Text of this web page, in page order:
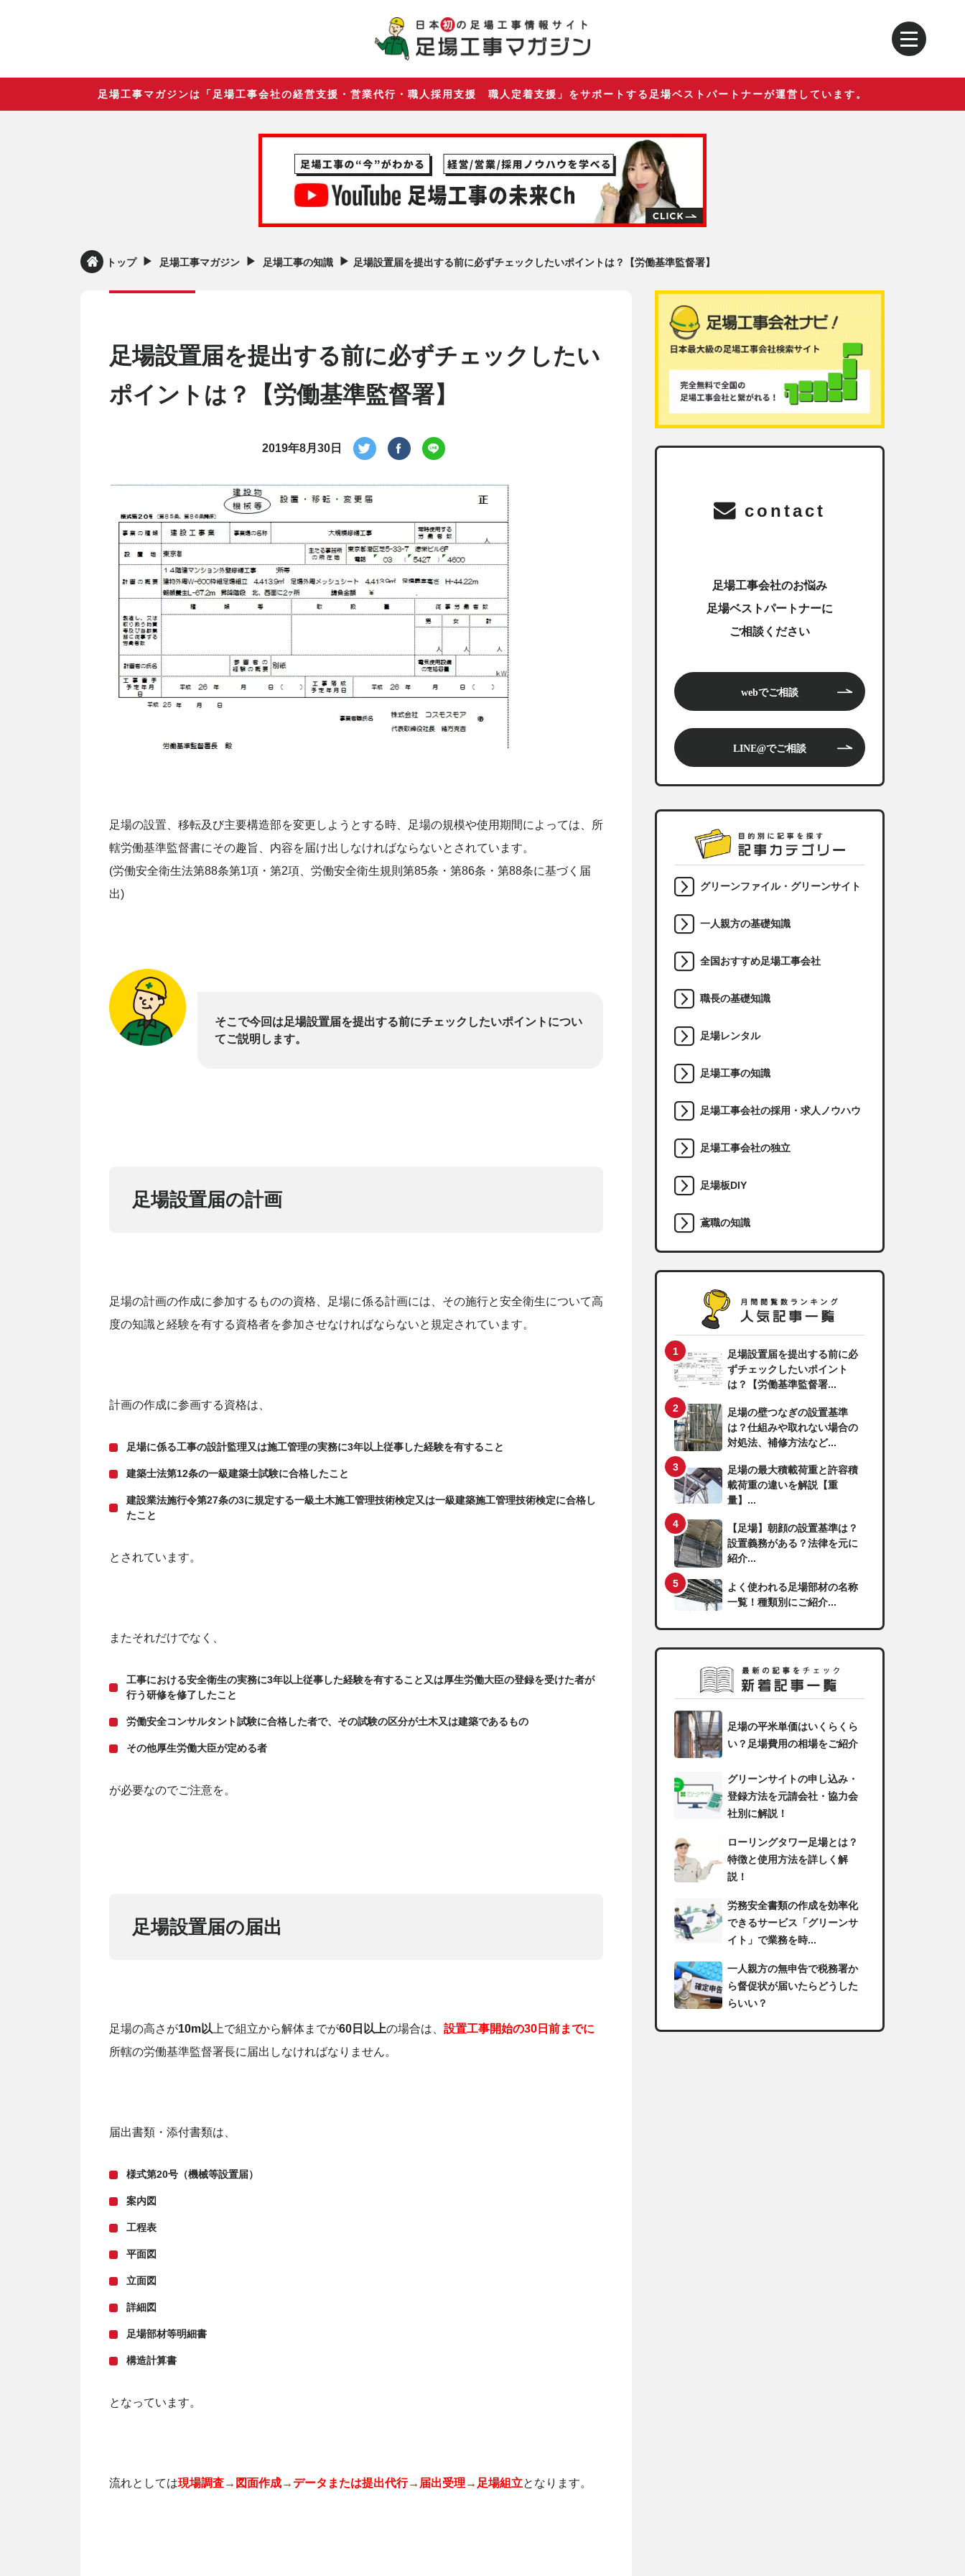
足場工事マガジンは「足場工事会社の経営支援・営業代行・職人採用支援 職人定着支援」をサポートする足場ベストパートナーが運営しています。
トップ ▶︎ 足場工事マガジン ▶︎ 足場工事の知識 ▶︎ 足場設置届を提出する前に必ずチェックしたいポイントは？【労働基準監督署】
足場設置届を提出する前に必ずチェックしたい
ポイントは？【労働基準監督署】
2019年8月30日
足場の設置、移転及び主要構造部を変更しようとする時、足場の規模や使用期間によっては、所
轄労働基準監督書にその趣旨、内容を届け出しなければならないとされています。
(労働安全衛生法第88条第1項・第2項、労働安全衛生規則第85条・第86条・第88条に基づく届
出)
そこで今回は足場設置届を提出する前にチェックしたいポイントについ
てご説明します。
足場設置届の計画
足場の計画の作成に参加するものの資格、足場に係る計画には、その施行と安全衛生について高
度の知識と経験を有する資格者を参加させなければならないと規定されています。
計画の作成に参画する資格は、
足場に係る工事の設計監理又は施工管理の実務に3年以上従事した経験を有すること
建築士法第12条の一級建築士試験に合格したこと
建設業法施行令第27条の3に規定する一級土木施工管理技術検定又は一級建築施工管理技術検定に合格し
たこと
とされています。
またそれだけでなく、
工事における安全衛生の実務に3年以上従事した経験を有すること又は厚生労働大臣の登録を受けた者が
行う研修を修了したこと
労働安全コンサルタント試験に合格した者で、その試験の区分が土木又は建築であるもの
その他厚生労働大臣が定める者
が必要なのでご注意を。
足場設置届の届出
足場の高さが10m以 上で組立から解体までが60日以上の場合は、 設置工事開始の30日前までに
所轄の労働基準監督署長に届出しなければなりません。
届出書類・添付書類は、
様式第20号（機械等設置届）
案内図
工程表
平面図
立面図
詳細図
足場部材等明細書
構造計算書
となっています。
流れとしては現場調査→図面作成→データまたは提出代行→届出受理→足場組立となります。
contact
足場工事会社のお悩み
足場ベストパートナーに
ご相談ください
webでご相談
LINE@でご相談
グリーンファイル・グリーンサイト
一人親方の基礎知識
全国おすすめ足場工事会社
職長の基礎知識
足場レンタル
足場工事の知識
足場工事会社の採用・求人ノウハウ
足場工事会社の独立
足場板DIY
鳶職の知識
足場設置届を提出する前に必
ずチェックしたいポイント
は？【労働基準監督署...
足場の壁つなぎの設置基準
は？仕組みや取れない場合の
対処法、補修方法など...
足場の最大積載荷重と許容積
載荷重の違いを解説【重
量】...
【足場】朝顔の設置基準は？
設置義務がある？法律を元に
紹介...
よく使われる足場部材の名称
一覧！種類別にご紹介...
足場の平米単価はいくらくら
い？足場費用の相場をご紹介
グリーンサイトの申し込み・
登録方法を元請会社・協力会
社別に解説！
ローリングタワー足場とは？
特徴と使用方法を詳しく解
説！
労務安全書類の作成を効率化
できるサービス「グリーンサ
イト」で業務を時...
一人親方の無申告で税務署か
ら督促状が届いたらどうした
らいい？
足場の組み立てに資格は必